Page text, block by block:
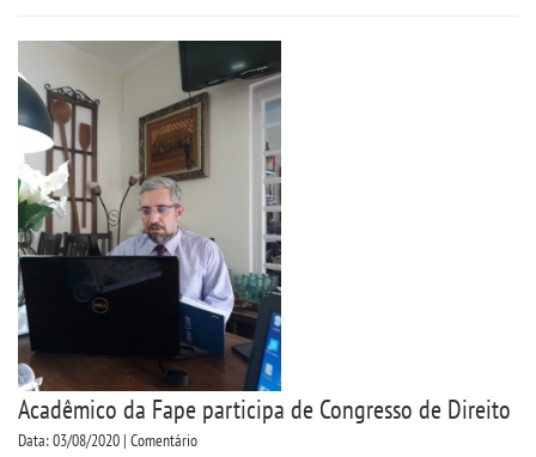
Acadêmico da Fape participa de Congresso de Direito
Data: 03/08/2020 | Comentário